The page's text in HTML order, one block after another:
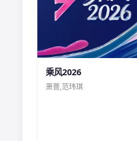
乘风2026
萧蔷,范玮琪